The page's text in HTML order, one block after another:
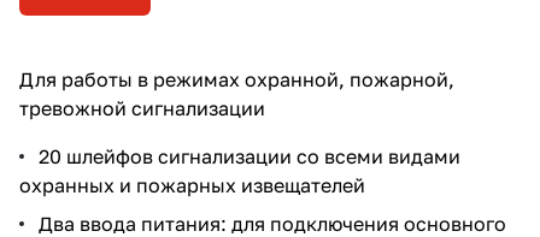
Для работы в режимах охранной, пожарной,
тревожной сигнализации
20 шлейфов сигнализации со всеми видами
охранных и пожарных извещателей
Два ввода питания: для подключения основного